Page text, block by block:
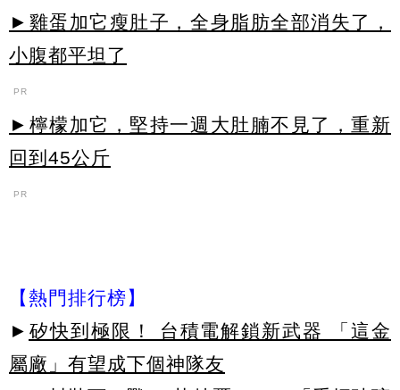
►雞蛋加它瘦肚子，全身脂肪全部消失了，
小腹都平坦了
PR
►檸檬加它，堅持一週大肚腩不見了，重新
回到45公斤
PR
【熱門排行榜】
► 矽快到極限！ 台積電解鎖新武器 「這金
屬廠」有望成下個神隊友